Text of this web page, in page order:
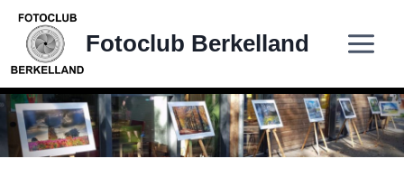
Doorgaan
naar
inhoud
Fotoclub Berkelland